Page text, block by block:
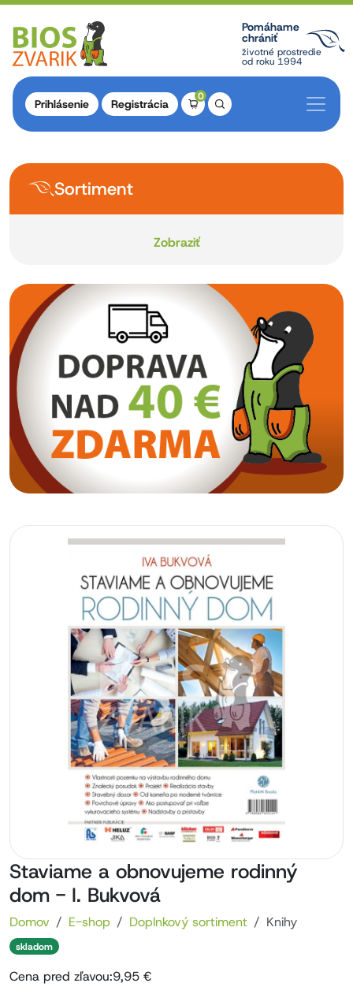
Pomáhame
chrániť
životné prostredie
od roku 1994
Prihlásenie Registrácia
0
Sortiment
Zobraziť
Staviame a obnovujeme rodinný
dom - I. Bukvová
Domov E-shop Doplnkový sortiment Knihy
skladom
Cena pred zľavou:9,95 €